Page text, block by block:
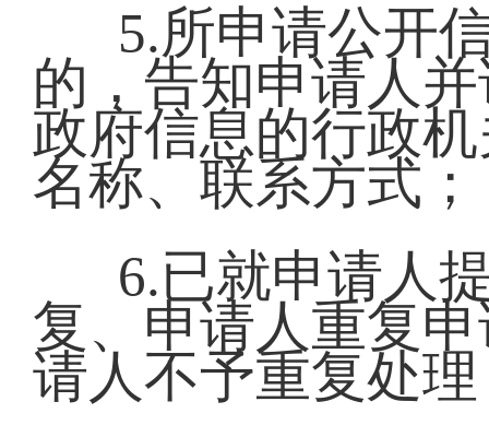
5.所申请公开
的，告知申请人
政府信息的行政
名称、联系方式；
6.已就申请人
复、申请人重复
请人不予重复处